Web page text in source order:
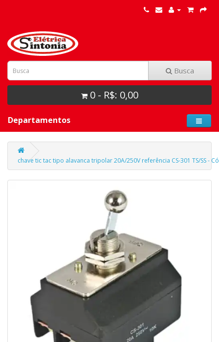
Busca
0 - R$: 0,00
Departamentos
chave tic tac tipo alavanca tripolar 20A/250V referência CS-301 TS/SS -